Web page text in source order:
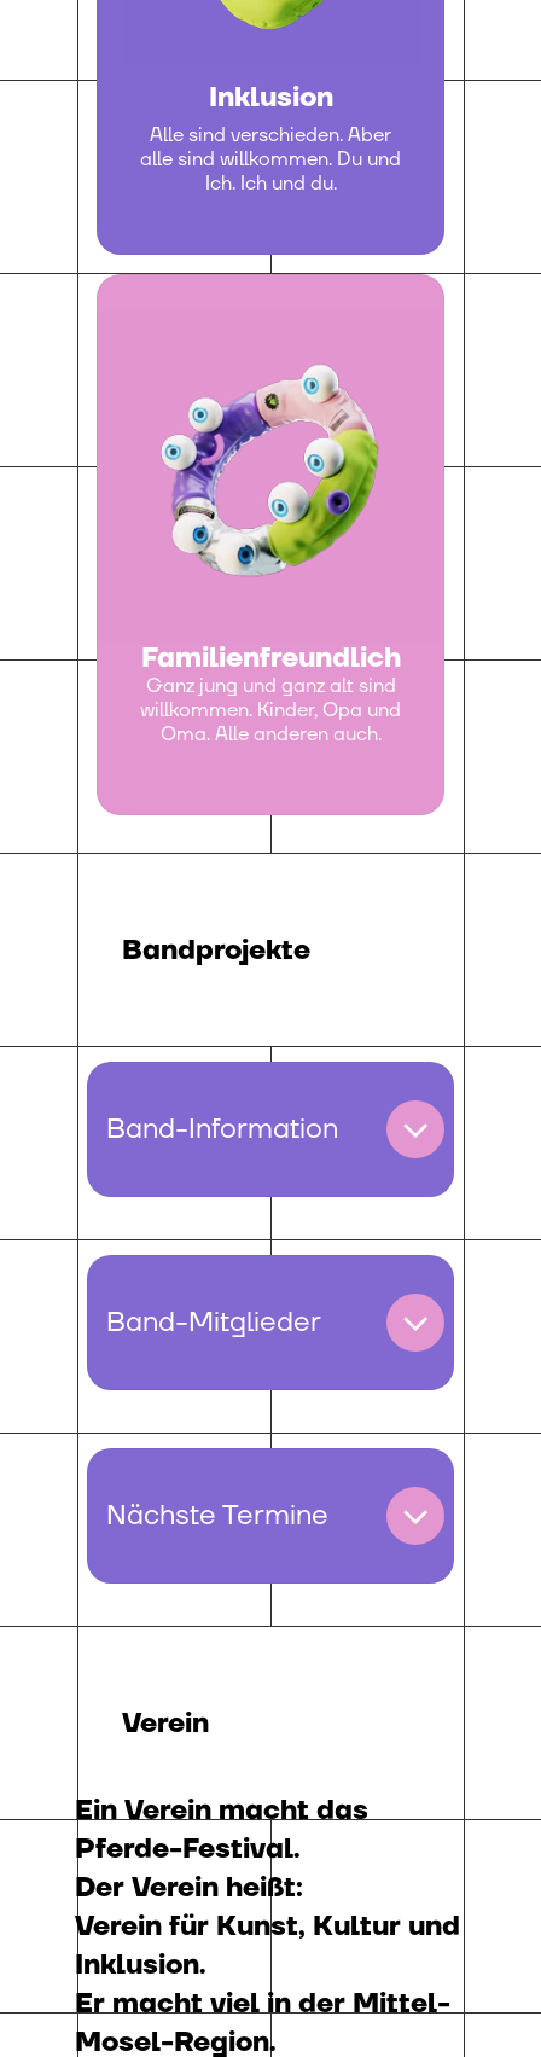
Inklusion
Alle sind verschieden. Aber
alle sind willkommen. Du und
Ich. Ich und du.
Familienfreundlich
Ganz jung und ganz alt sind
willkommen. Kinder, Opa und
Oma. Alle anderen auch.
Bandprojekte
Band-Information
Band-Mitglieder
Nächste Termine
Verein
Ein Verein macht das
Pferde-Festival.
Der Verein heißt:
Verein für Kunst, Kultur und
Inklusion.
Er macht viel in der Mittel-
Mosel-Region.